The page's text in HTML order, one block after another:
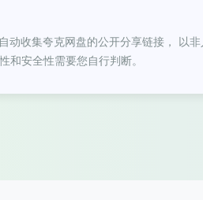
动收集夸克网盘的公开分享链接， 以
安全性需要您自行判断。